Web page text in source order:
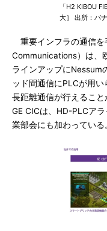
「H2 KIBOU
大］ 出所：パ
重要インフラの通信
Communications）は、
ラインアップにNessum
ッド間通信にPLCが用
長距離通信が行えるこ
GE CICは、HD-PLCア
業部会にも加わっている